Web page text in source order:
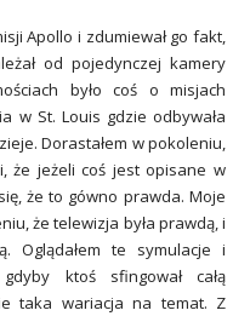
Apollo i zdumiewał go fakt,
od pojedynczej kamery
było coś o misjach
w St. Louis gdzie odbywała
Dorastałem w pokoleniu,
że jeżeli coś jest opisane w
że to gówno prawda. Moje
że telewizja była prawdą, i
Oglądałem te symulacje i
ktoś sfingował całą
taka wariacja na temat. Z